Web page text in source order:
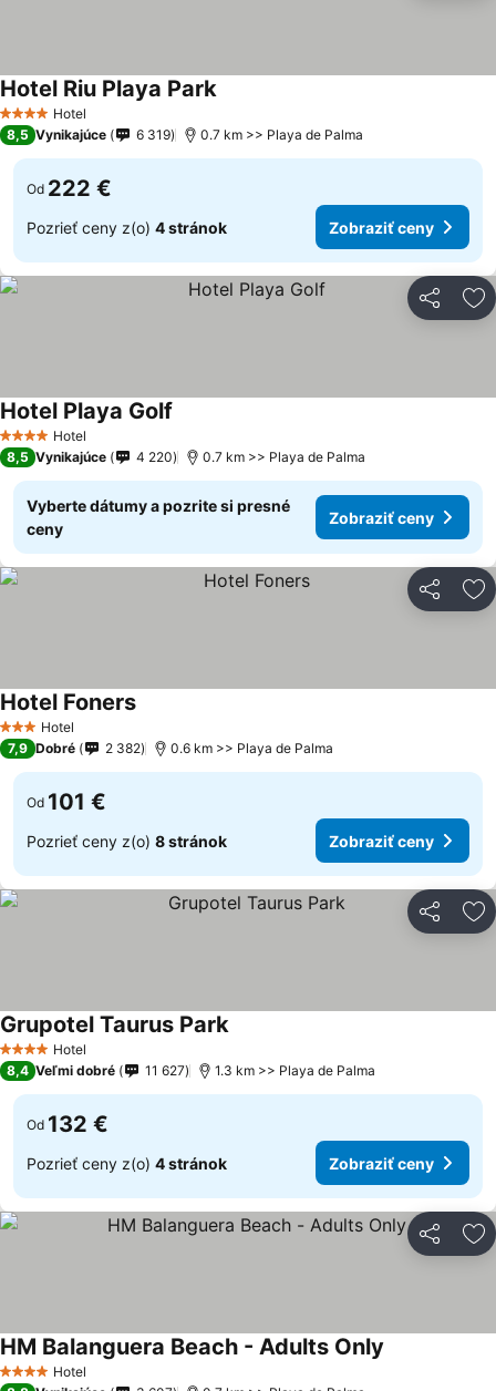
4 Počet hviezdičiek
Hotel
Hotel Riu Playa Park
8,5 Vynikajúce 6 319 0.7 km >> Playa de Palma
Od 222 €
Pozrieť ceny z(o) 4 stránok Zobraziť ceny
Zdieľať
4 Počet hviezdičiek
Hotel
Hotel Playa Golf
8,5 Vynikajúce 4 220 0.7 km >> Playa de Palma
Vyberte dátumy a pozrite si presné
ceny
Zobraziť ceny
Zdieľať
3 Počet hviezdičiek
Hotel
Hotel Foners
7,9 Dobré 2 382 0.6 km >> Playa de Palma
Od 101 €
Pozrieť ceny z(o) 8 stránok Zobraziť ceny
Zdieľať
4 Počet hviezdičiek
Hotel
Grupotel Taurus Park
8,4 Veľmi dobré 11 627 1.3 km >> Playa de Palma
Od 132 €
Pozrieť ceny z(o) 4 stránok Zobraziť ceny
Zdieľať
4 Počet hviezdičiek
Hotel
HM Balanguera Beach - Adults Only